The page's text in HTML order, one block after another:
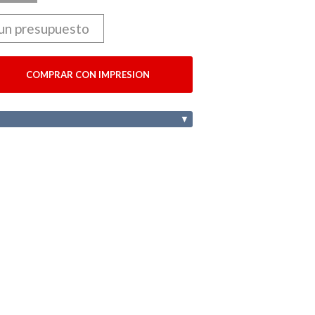
presupuesto
COMPRAR CON IMPRESION
▼